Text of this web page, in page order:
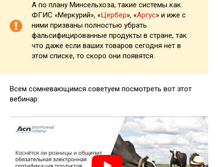
А по плану Минсельхоза, такие системы как
ФГИС «Меркурий», «Цербер», «Аргус» и иже с
ними призваны полностью убрать
фальсифицированные продукты в стране, так
что даже если ваших товаров сегодня нет в
этом списке, то скоро они появятся.
Всем сомневающимся советуем посмотреть вот этот
вебинар: